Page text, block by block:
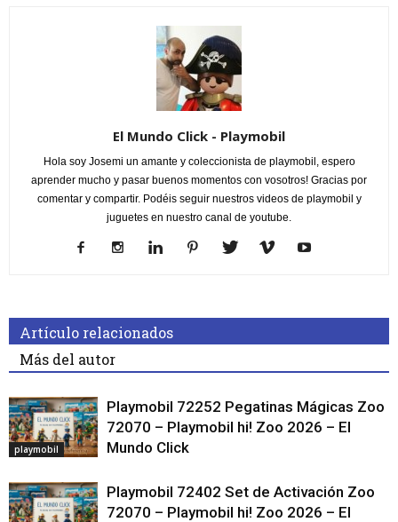
El Mundo Click - Playmobil
Hola soy Josemi un amante y coleccionista de playmobil, espero
aprender mucho y pasar buenos momentos con vosotros! Gracias por
comentar y compartir. Podéis seguir nuestros videos de playmobil y
juguetes en nuestro canal de youtube.
Artículo relacionados
Más del autor
playmobil
Playmobil 72252 Pegatinas Mágicas Zoo
72070 – Playmobil hi! Zoo 2026 – El
Mundo Click
Playmobil 72402 Set de Activación Zoo
72070 – Playmobil hi! Zoo 2026 – El